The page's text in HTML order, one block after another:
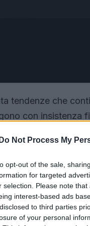
Do Not Process My
opt-out of the sale,
for targeted
selection. Please note
interest-based ads
to third parties
of your personal
tendenze che
con insistenza
autunnale. Questo
adattandosi a
reinventato e